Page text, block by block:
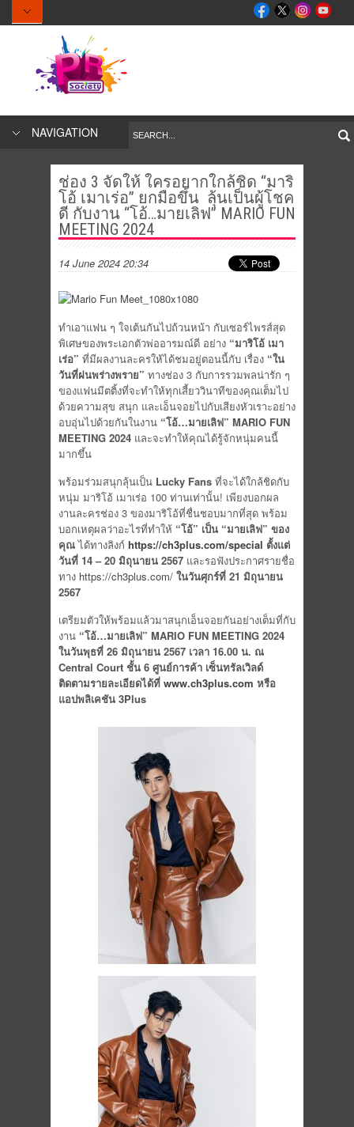
NAVIGATION
ช่อง 3 จัดให้ ใครอยากใกล้ชิด “มาริ
โอ้ เมาเร่อ” ยกมือขึ้น ลุ้นเป็นผู้โชค
ดี กับงาน “โอ้…มายเลิฟ” MARIO FUN
MEETING 2024
14 June 2024 20:34
ทำเอาแฟน ๆ ใจเต้นกันไปถ้วนหน้า กับเซอร์ไพรส์สุด
พิเศษของพระเอกตัวพ่ออารมณ์ดี อย่าง “มาริโอ้ เมา
เร่อ” ที่มีผลงานละครให้ได้ชมอยู่ตอนนี้กับ เรื่อง “ใน
วันที่ฝนพร่างพราย” ทางช่อง 3 กับการรวมพลน่ารัก ๆ
ของแฟนมีตติ้งที่จะทำให้ทุกเสี้ยววินาทีของคุณเต็มไป
ด้วยความสุข สนุก และเอ็นจอยไปกับเสียงหัวเราะอย่าง
อบอุ่นไปด้วยกันในงาน “โอ้…มายเลิฟ” MARIO FUN
MEETING 2024 และจะทำให้คุณได้รู้จักหนุ่มคนนี้
มากขึ้น
พร้อมร่วมสนุกลุ้นเป็น Lucky Fans ที่จะได้ใกล้ชิดกับ
หนุ่ม มาริโอ้ เมาเร่อ 100 ท่านเท่านั้น! เพียงบอกผล
งานละครช่อง 3 ของมาริโอ้ที่ชื่นชอบมากที่สุด พร้อม
บอกเหตุผลว่าอะไรที่ทำให้ “โอ้” เป็น “มายเลิฟ” ของ
คุณได้ทางลิงก์ https://ch3plus.com/special ตั้งแต่
วันที่ 14 – 20 มิถุนายน 2567 และรอฟังประกาศรายชื่อ
ทาง https://ch3plus.com/ ในวันศุกร์ที่ 21 มิถุนายน
2567
เตรียมตัวให้พร้อมแล้วมาสนุกเอ็นจอยกันอย่างเต็มที่กับ
งาน “โอ้…มายเลิฟ” MARIO FUN MEETING 2024
ในวันพุธที่ 26 มิถุนายน 2567 เวลา 16.00 น. ณ
Central Court ชั้น 6 ศูนย์การค้า เซ็นทรัลเวิลด์
ติดตามรายละเอียดได้ที่ www.ch3plus.com หรือ
แอปพลิเคชัน 3Plus